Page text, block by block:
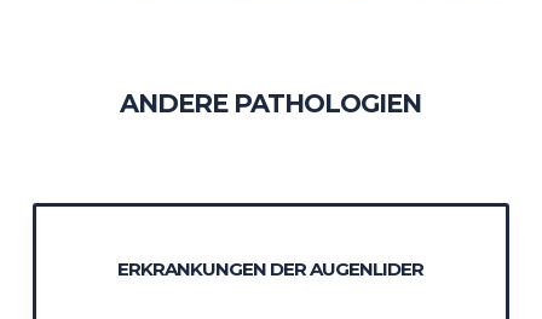
ANDERE PATHOLOGIEN
ERKRANKUNGEN DER AUGENLIDER